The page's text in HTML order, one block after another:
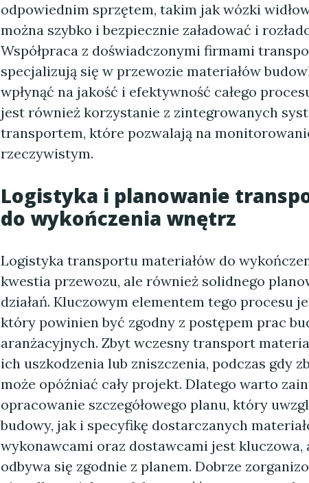
odpowiednim sprzętem, takim jak wózki
można szybko i bezpiecznie załadować i
Współpraca z doświadczonymi firmami
specjalizują się w przewozie materiałów
wpłynąć na jakość i efektywność całego
jest również korzystanie z zintegrowanych
transportem, które pozwalają na
rzeczywistym.
Logistyka i planowanie
do wykończenia wnętrz
Logistyka transportu materiałów do
kwestia przewozu, ale również solidnego
działań. Kluczowym elementem tego procesu
który powinien być zgodny z postępem prac
aranżacyjnych. Zbyt wczesny transport
ich uszkodzenia lub zniszczenia, podczas gdy
może opóźniać cały projekt. Dlatego warto
opracowanie szczegółowego planu, który
budowy, jak i specyfikę dostarczanych
wykonawcami oraz dostawcami jest kluczowa,
odbywa się zgodnie z planem. Dobrze